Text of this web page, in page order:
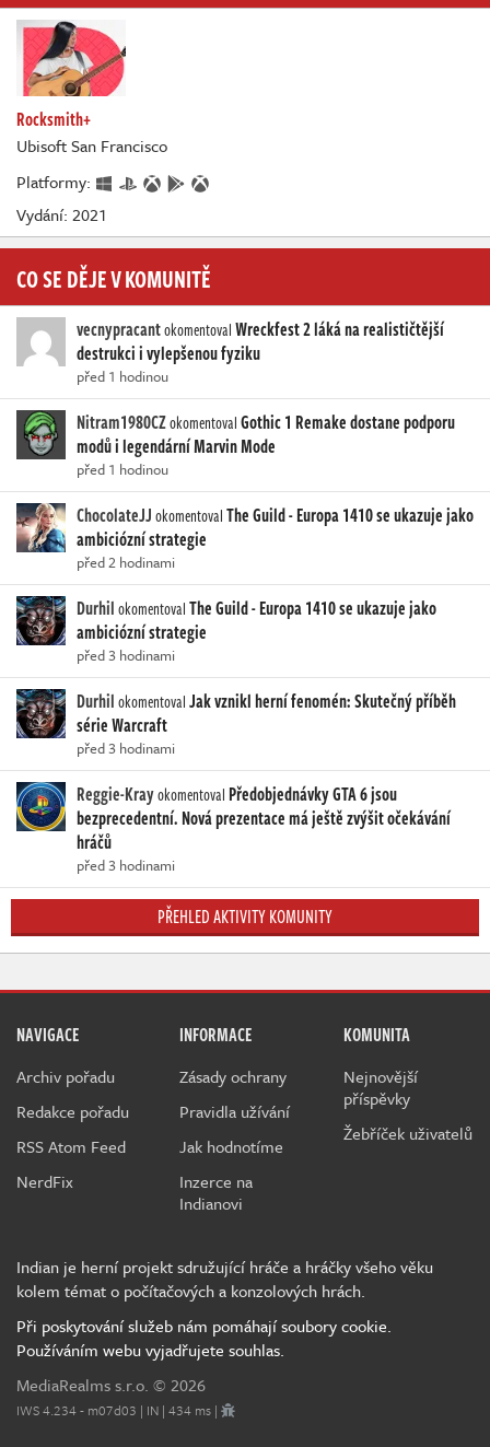
Rocksmith+
Ubisoft San Francisco
Platformy:
Vydání: 2021
CO SE DĚJE V KOMUNITĚ
vecnypracantokomentovalWreckfest 2 láká na realističtější
destrukci i vylepšenou fyziku
před 1 hodinou
Nitram1980CZokomentovalGothic 1 Remake dostane podporu
modů i legendární Marvin Mode
před 1 hodinou
ChocolateJJokomentovalThe Guild - Europa 1410 se ukazuje jako
ambiciózní strategie
před 2 hodinami
DurhilokomentovalThe Guild - Europa 1410 se ukazuje jako
ambiciózní strategie
před 3 hodinami
DurhilokomentovalJak vznikl herní fenomén: Skutečný příběh
série Warcraft
před 3 hodinami
Reggie-Krayokomentoval Předobjednávky GTA 6 jsou
bezprecedentní. Nová prezentace má ještě zvýšit očekávání
hráčů
před 3 hodinami
PŘEHLED AKTIVITY KOMUNITY
NAVIGACE
Archiv pořadu
Redakce pořadu
RSS Atom Feed
NerdFix
INFORMACE
Zásady ochrany
Pravidla užívání
Jak hodnotíme
Inzerce na
Indianovi
KOMUNITA
Nejnovější
příspěvky
Žebříček uživatelů
Indian je herní projekt sdružující hráče a hráčky všeho věku
kolem témat o počítačových a konzolových hrách.
Při poskytování služeb nám pomáhají soubory cookie.
Používáním webu vyjadřujete souhlas.
MediaRealms s.r.o. © 2026
IWS 4.234 - m07d03 | IN | 434 ms |